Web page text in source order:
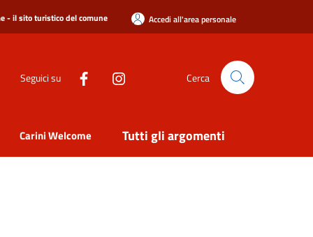
- il sito turistico del comune Accedi all'area personale
Seguici su Cerca
Carini Welcome Tutti gli argomenti